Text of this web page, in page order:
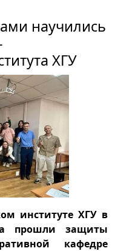
научились
ХГУ
институте ХГУ в
прошли защиты
кафедре